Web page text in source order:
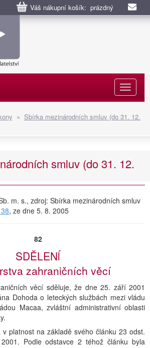
Váš nákupní košík: prázdný
» Sbírka mezinárodních smluv (do 31. 12.
smluv (do 31. 12.
m. s., zdroj: Sbírka mezinárodních smluv
, ze dne 5. 8. 2005
82
SDĚLENĺ
zahraničních věcí
věcí sděluje, že dne 25. září 2001
Dohoda o leteckých službách mezi vládu
Macaa, zvláštní administrativní oblasti
v platnost na základě svého článku 23 odst.
Podle odstavce 2 téhož článku byla